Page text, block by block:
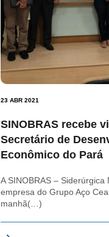
23 ABR 2021
SINOBRAS recebe
Secretário de
Econômico do Pará
A SINOBRAS – Siderúrgica
empresa do Grupo Aço
manhã(…)